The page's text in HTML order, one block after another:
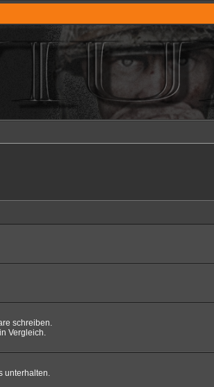
schreiben.
Vergleich.
unterhalten.